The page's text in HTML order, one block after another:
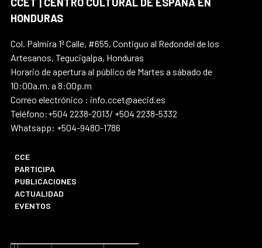
HONDURAS
Col. Palmira 1ª Calle, #655, Contiguo al Redondel de los
Artesanos, Tegucigalpa, Honduras
Horario de apertura al público de Martes a sábado de
10:00a.m. a 8:00p.m
Correo electrónico : info.ccet@aecid.es
Teléfono:+504 2238-2013/ +504 2238-5332
Whatsapp: +504-9480-1786
CCE
PARTICIPA
PUBLICACIONES
ACTUALIDAD
EVENTOS